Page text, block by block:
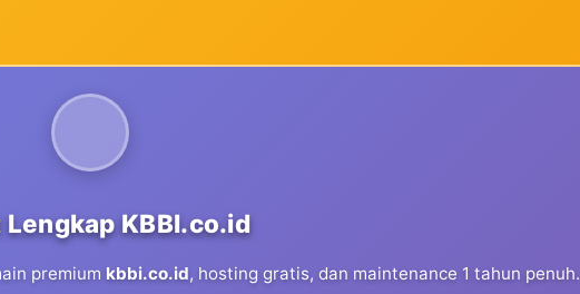
Lengkap KBBI.co.id
premium kbbi.co.id, hosting gratis, dan maintenance 1 tahun penuh.